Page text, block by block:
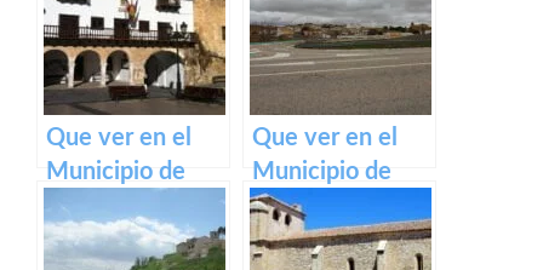
Que ver en el
Municipio de
Tarazona de la
Mancha en
Que ver en el
Municipio de
Pozorrubielos de
la Mancha en